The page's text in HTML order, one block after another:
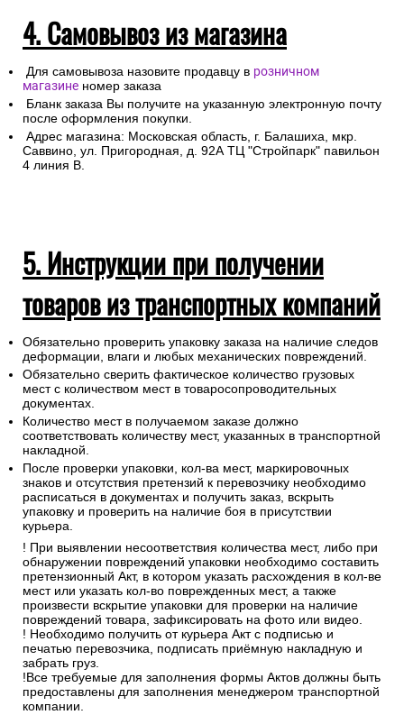
4. Самовывоз из магазина
Для самовывоза назовите продавцу в розничном
магазине номер заказа
Бланк заказа Вы получите на указанную электронную почту
после оформления покупки.
Адрес магазина: Московская область, г. Балашиха, мкр.
Саввино, ул. Пригородная, д. 92А ТЦ "Стройпарк" павильон
4 линия В.
5. Инструкции при получении
товаров из транспортных компаний
Обязательно проверить упаковку заказа на наличие следов
деформации, влаги и любых механических повреждений.
Обязательно сверить фактическое количество грузовых
мест с количеством мест в товаросопроводительных
документах.
Количество мест в получаемом заказе должно
соответствовать количеству мест, указанных в транспортной
накладной.
После проверки упаковки, кол-ва мест, маркировочных
знаков и отсутствия претензий к перевозчику необходимо
расписаться в документах и получить заказ, вскрыть
упаковку и проверить на наличие боя в присутствии
курьера.
! При выявлении несоответствия количества мест, либо при
обнаружении повреждений упаковки необходимо составить
претензионный Акт, в котором указать расхождения в кол-ве
мест или указать кол-во поврежденных мест, а также
произвести вскрытие упаковки для проверки на наличие
повреждений товара, зафиксировать на фото или видео.
! Необходимо получить от курьера Акт с подписью и
печатью перевозчика, подписать приёмную накладную и
забрать груз.
!Все требуемые для заполнения формы Актов должны быть
предоставлены для заполнения менеджером транспортной
компании.